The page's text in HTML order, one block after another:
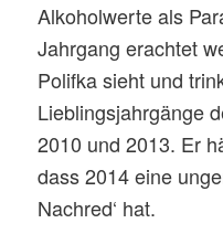
Alkoholwerte als
Jahrgang erachtet
Polifka sieht und
Lieblingsjahrgänge
2010 und 2013. Er
dass 2014 eine
Nachred‘ hat.